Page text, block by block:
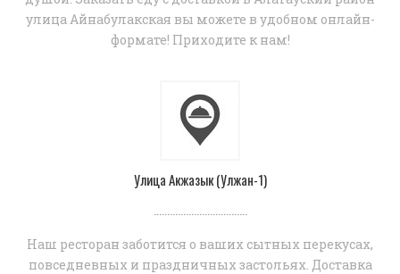
улица Айнабулакская вы можете в удобном онлайн-
формате! Приходите к нам!
Улица Акжазык (Улжан-1)
Наш ресторан заботится о ваших сытных перекусах,
повседневных и праздничных застольях. Доставка